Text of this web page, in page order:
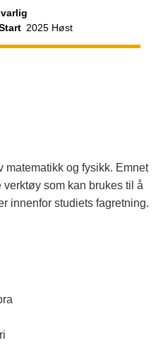
2025 Høst
matematikk og fysikk. Emnet
som kan brukes til å
innenfor studiets fagretning.